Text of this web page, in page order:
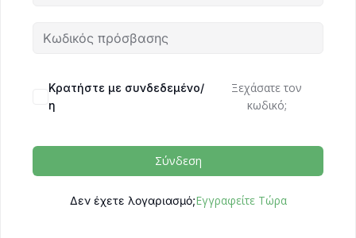
Κρατήστε με συνδεδεμένο/
η
Ξεχάσατε τον
κωδικό;
Σύνδεση
Δεν έχετε λογαριασμό;Εγγραφείτε Τώρα